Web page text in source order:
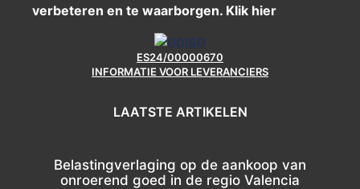
verbeteren en te waarborgen. Klik hier
ES24/00000670
INFORMATIE VOOR LEVERANCIERS
LAATSTE ARTIKELEN
Belastingverlaging op de aankoop van
onroerend goed in de regio Valencia